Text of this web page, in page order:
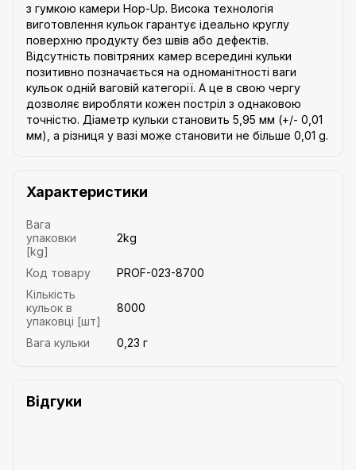
з гумкою камери Hop-Up. Висока технологія
виготовлення кульок гарантує ідеально круглу
поверхню продукту без швів або дефектів.
Відсутність повітряних камер всередині кульки
позитивно позначається на одноманітності ваги
кульок одній ваговій категорії. А це в свою чергу
дозволяє виробляти кожен постріл з однаковою
точністю. Діаметр кульки становить 5,95 мм (+/- 0,01
мм), а різниця у вазі може становити не більше 0,01 g.
Характеристики
Вага
упаковки
[kg]
2kg
Код товару
PROF-023-8700
Кількість
кульок в
упаковці [шт]
8000
Вага кульки 0,23 г
Відгуки